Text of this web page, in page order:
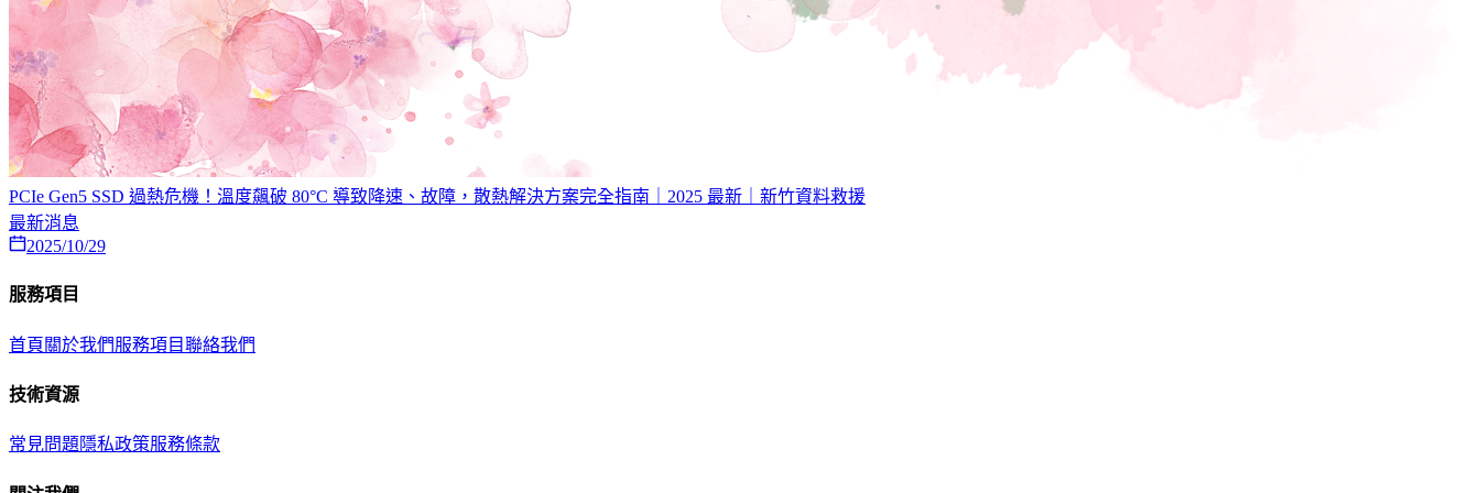
PCIe Gen5 SSD 過熱危機！溫度飆破 80°C 導致降速、故障，散熱解決方案完全指南｜2025 最新｜新竹資料救援
最新消息
2025/10/29
服務項目
首頁 關於我們服務項目聯絡我們
技術資源
常見問題隱私政策服務條款